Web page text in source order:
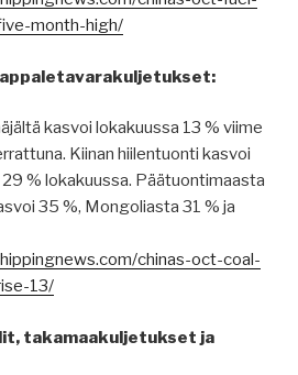
month-high/
kasvoi lokakuussa 13 % viime
Kiinan hiilentuonti kasvoi
% lokakuussa. Päätuontimaasta
35 %, Mongoliasta 31 % ja
chinas-oct-coal-
13/
takamaakuljetukset ja